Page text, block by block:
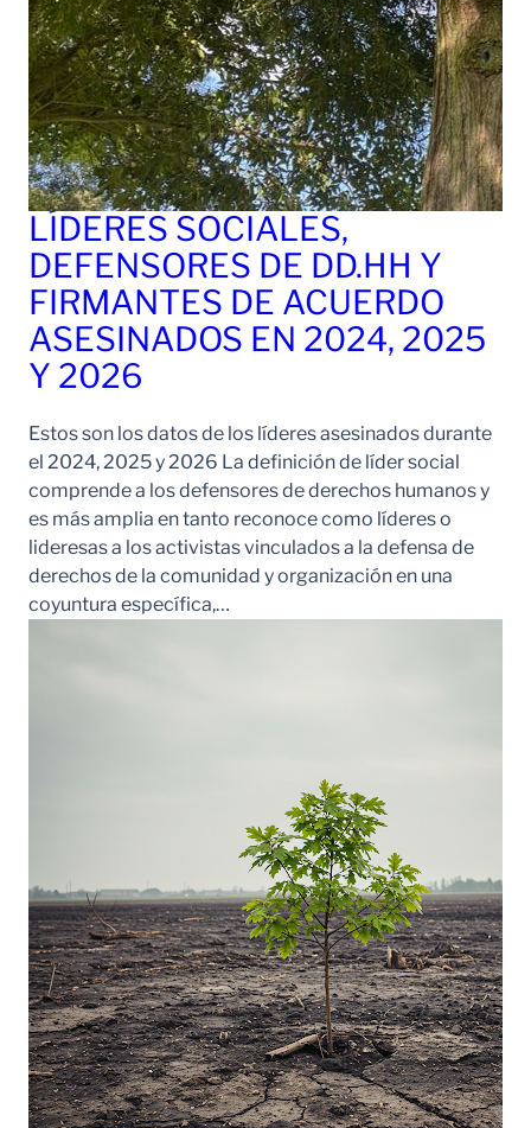
LÍDERES SOCIALES,
DEFENSORES DE DD.HH Y
FIRMANTES DE ACUERDO
ASESINADOS EN 2024, 2025
Y 2026
Estos son los datos de los líderes asesinados durante
el 2024, 2025 y 2026 La definición de líder social
comprende a los defensores de derechos humanos y
es más amplia en tanto reconoce como líderes o
lideresas a los activistas vinculados a la defensa de
derechos de la comunidad y organización en una
coyuntura específica,…